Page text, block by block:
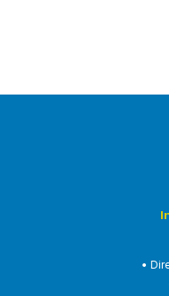
•